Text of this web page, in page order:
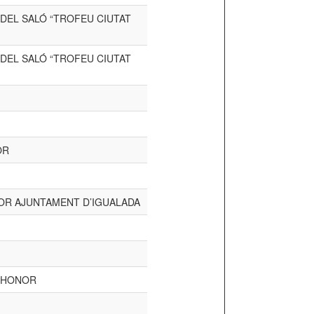
SALÓ “TROFEU CIUTAT
SALÓ “TROFEU CIUTAT
AJUNTAMENT D’IGUALADA